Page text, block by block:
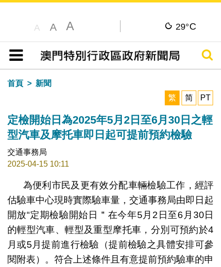
A A A 29°C
目錄
搜尋
首頁
新聞
繁
简 PT
定檢開始日為2025年5月2日至6月30日之輕
型汽車及摩托車即日起可提前預約檢驗
交通事務局
2025-04-15 10:11
為便利市民及更有效分配車輛檢驗工作，經評
估驗車中心現時實際驗車量，交通事務局由即日起
開放“定期檢驗開始日＂在今年5月2日至6月30日
的輕型汽車、輕型及重型摩托車，分別可預約於4
月或5月提前進行檢驗（提前檢驗之具體安排可參
閱附表）。符合上述條件且有意提前預約驗車的申